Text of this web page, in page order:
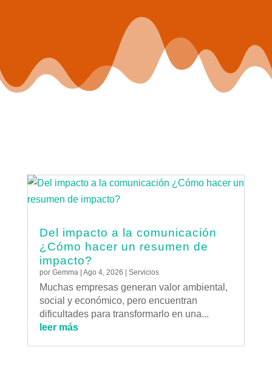
Del impacto a la comunicación
¿Cómo hacer un resumen de
impacto?
por Gemma| Ago 4, 2026 Servicios
Muchas empresas generan valor ambiental,
social y económico, pero encuentran
dificultades para transformarlo en una...
leer más